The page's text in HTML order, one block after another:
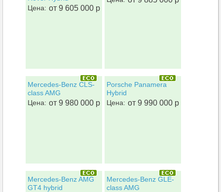
от 9 605 000 р
Цена:
Mercedes-Benz CLS-
class AMG
от 9 980 000 р
Цена:
Porsche Panamera
Hybrid
от 9 990 000 р
Цена:
Mercedes-Benz AMG
GT4 hybrid
Mercedes-Benz GLE-
class AMG